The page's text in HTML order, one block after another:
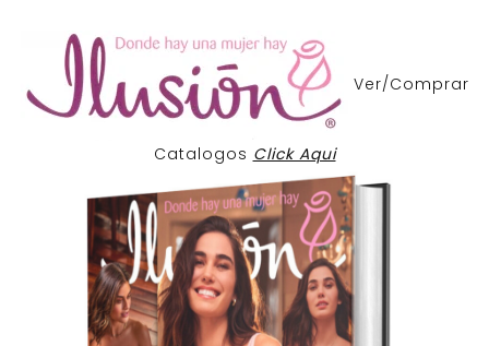
Ver/Comprar
Catalogos Click Aqui